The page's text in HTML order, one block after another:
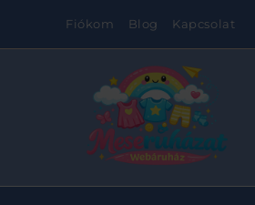
Fiókom Blog Kapcsolat